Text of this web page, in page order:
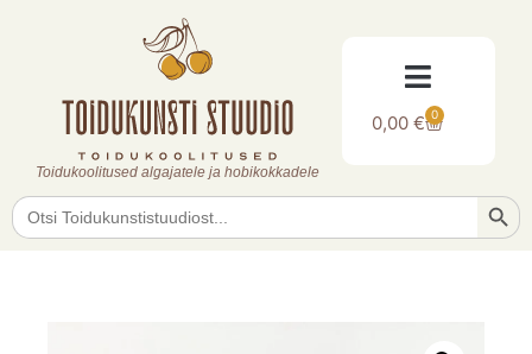
Toidukoolitused algajatele ja hobikokkadele
0,00€ 0
Search
for: